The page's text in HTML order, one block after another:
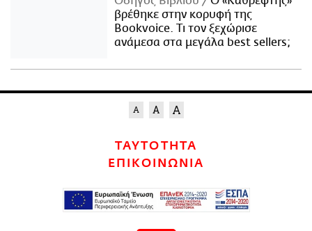
βρέθηκε στην κορυφή της
Bookvoice. Τι τον ξεχώρισε
ανάμεσα στα μεγάλα best sellers;
ΤΑΥΤΟΤΗΤΑ
ΕΠΙΚΟΙΝΩΝΙΑ